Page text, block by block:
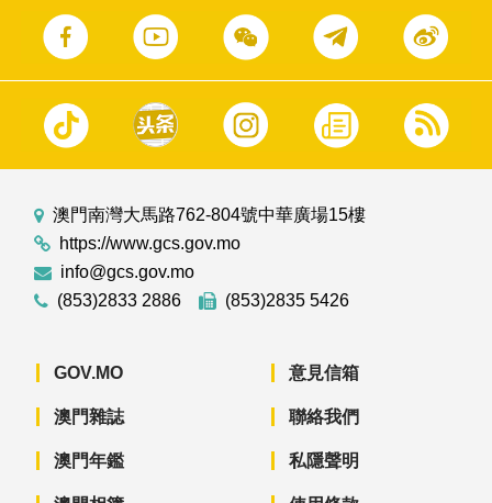
澳門南灣大馬路762-804號中華廣場15樓
https://www.gcs.gov.mo
info@gcs.gov.mo
(853)2833 2886
(853)2835 5426
GOV.MO
澳門雜誌
澳門年鑑
意見信箱
聯絡我們
私隱聲明